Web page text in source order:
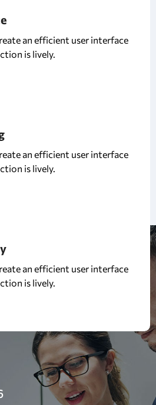
an efficient user interface
is lively.
an efficient user interface
is lively.
an efficient user interface
is lively.